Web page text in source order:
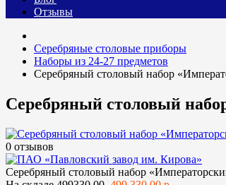
Отзывы
Cеребряные столовые приборы
Наборы из 24-27 предметов
Серебряный столовый набор
Серебряный столовый
0 отзывов
Серебряный столовый набор